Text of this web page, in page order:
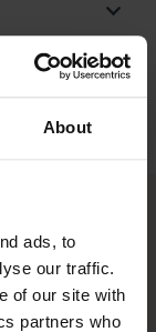
About
ads, to
our traffic.
of our site with
partners who